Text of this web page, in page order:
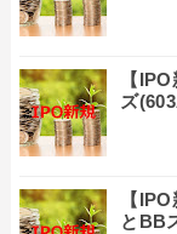
【
ズ
【
とBB